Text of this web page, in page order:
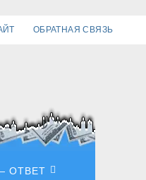
ОБРАТНАЯ СВЯЗЬ
ОТВЕТ